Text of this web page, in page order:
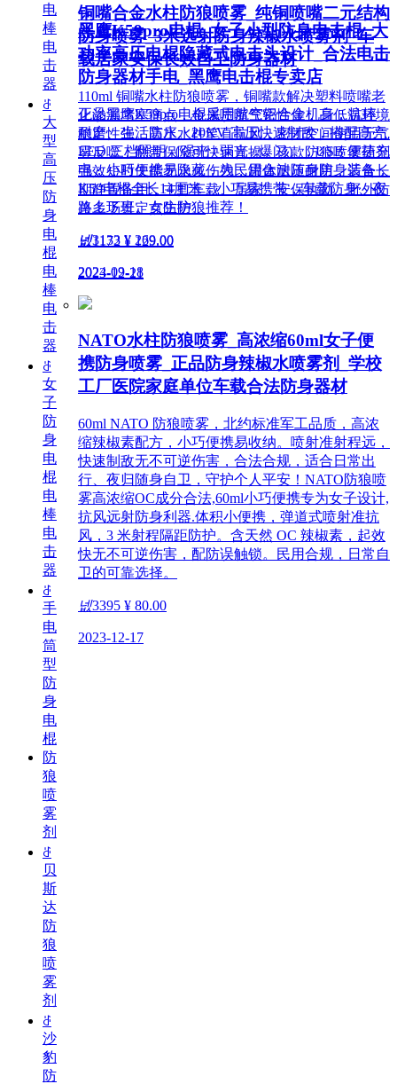
黑鹰K59pro电棍_女子小型防身电击棍_大
功率高压电棍隐藏式电击头设计_合法电击
防身器材手电_黑鹰电击棍专卖店
正品黑鹰K59pro电棍采用航空铝合金机身，抗摔
耐磨、生活防水。20KV 高压快速制敌，搭配高亮
LED 三档照明（强光 / 弱光 / 爆闪），USB 便捷充
电，小巧便携易隐藏，为民用合法随身防身装备，
K59电棍全长14厘米，小巧易携带，车载防身、夜
路上下班、女生防狼推荐！
넶3133 ¥ 269.00
2024-09-18
铜嘴合金水柱防狼喷雾_纯铜喷嘴二元结构
防身喷雾_3米远射防身辣椒水喷雾剂_车
载居家安保长效自卫防身器材
110ml 铜嘴水柱防狼喷雾，铜嘴款解决塑料喷嘴老
化渗漏堵塞痛点，金属喷嘴气密性佳，高低温环境
稳定性强。高压水柱笔直抗风，密闭空间使用无气
雾反噬，翻盖保险可快速盲操。该款防狼喷雾药剂
强效短时失能无永久伤残，罐体耐压耐用，适合长
期静置备用，主打车载、居家、安保执勤、野外防
兽多场景定点防护。
넶1172 ¥ 129.00
2023-12-21
NATO水柱防狼喷雾_高浓缩60ml女子便
携防身喷雾_正品防身辣椒水喷雾剂_学校
工厂医院家庭单位车载合法防身器材
60ml NATO 防狼喷雾，北约标准军工品质，高浓
缩辣椒素配方，小巧便携易收纳。喷射准射程远，
快速制敌无不可逆伤害，合法合规，适合日常出
行、夜归随身自卫，守护个人平安！NATO防狼喷
雾高浓缩OC成分合法,60ml小巧便携专为女子设计,
抗风远射防身利器.体积小便携，弹道式喷射准抗
风，3 米射程隔距防护。含天然 OC 辣椒素，起效
快无不可逆伤害，配防误触锁。民用合规，日常自
卫的可靠选择。
넶3395 ¥ 80.00
2023-12-17
电
棒
电
击
器
ꁕ
大
型
高
压
防
身
电
棍
电
棒
电
击
器
ꁕ
女
子
防
身
电
棍
电
棒
电
击
器
ꁕ
手
电
筒
型
防
身
电
棍
防
狼
喷
雾
剂
ꁕ
贝
斯
达
防
狼
喷
雾
剂
ꁕ
沙
豹
防